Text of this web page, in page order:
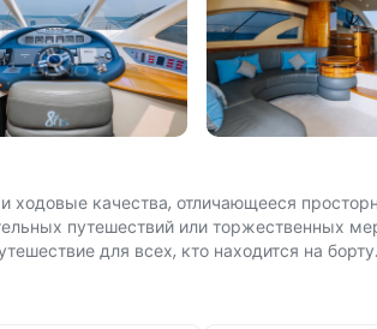
ходовые качества, отличающееся
путешествий или торжественных
для всех, кто находится на борту.